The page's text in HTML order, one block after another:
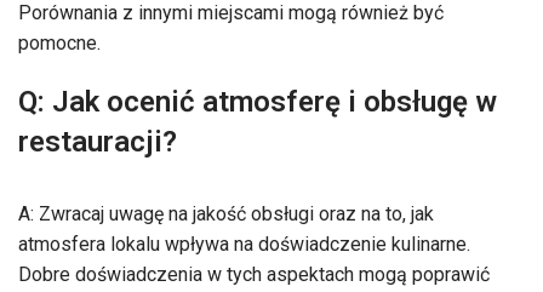
Porównania z innymi miejscami mogą również być
pomocne.
Q: Jak ocenić atmosferę i obsługę w
restauracji?
A: Zwracaj uwagę na jakość obsługi oraz na to, jak
atmosfera lokalu wpływa na doświadczenie kulinarne.
Dobre doświadczenia w tych aspektach mogą poprawić